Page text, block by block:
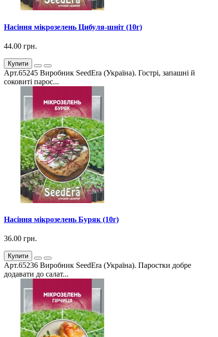
Насіння мікрозелень Цибуля-шніт (10г)
44.00 грн.
Купити
Арт.65245 Виробник SeedEra (Україна). Гострі, запашні й
соковиті парос...
Насіння мікрозелень Буряк (10г)
36.00 грн.
Купити
Арт.65236 Виробник SeedEra (Україна). Паростки добре
додавати до салат...